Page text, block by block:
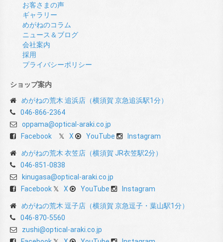
お客さまの声
ギャラリー
めがねのコラム
ニュース＆ブログ
会社案内
採用
プライバシーポリシー
ショップ案内
めがねの荒木 追浜店（横須賀 京急追浜駅1分）
046-866-2364
oppama@optical-araki.co.jp
Facebook
X YouTube Instagram
めがねの荒木 衣笠店（横須賀 JR衣笠駅2分）
046-851-0838
kinugasa@optical-araki.co.jp
Facebook
X YouTube Instagram
めがねの荒木 逗子店（横須賀 京急逗子・葉山駅1分）
046-870-5560
zushi@optical-araki.co.jp